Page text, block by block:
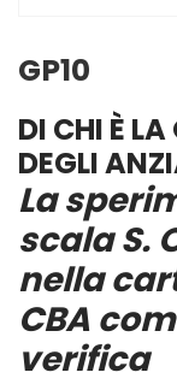
GP10
DI CHI È
DEGLI
La
scala S.
nella
CBA
verifica